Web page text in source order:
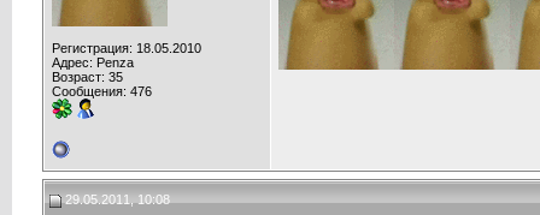
Регистрация: 18.05.2010
Адрес: Penza
Возраст: 35
Сообщения: 476
29.05.2011, 10:08